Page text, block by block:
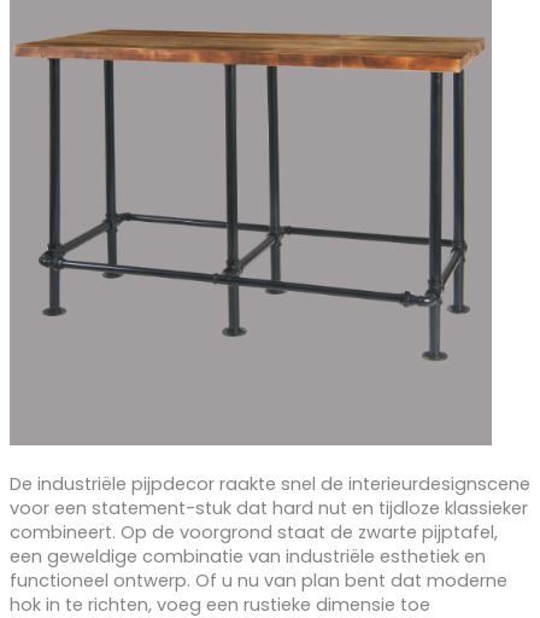
De industriële pijpdecor raakte snel de interieurdesignscene
voor een statement-stuk dat hard nut en tijdloze klassieker
combineert. Op de voorgrond staat de zwarte pijptafel,
een geweldige combinatie van industriële esthetiek en
functioneel ontwerp. Of u nu van plan bent dat moderne
hok in te richten, voeg een rustieke dimensie toe